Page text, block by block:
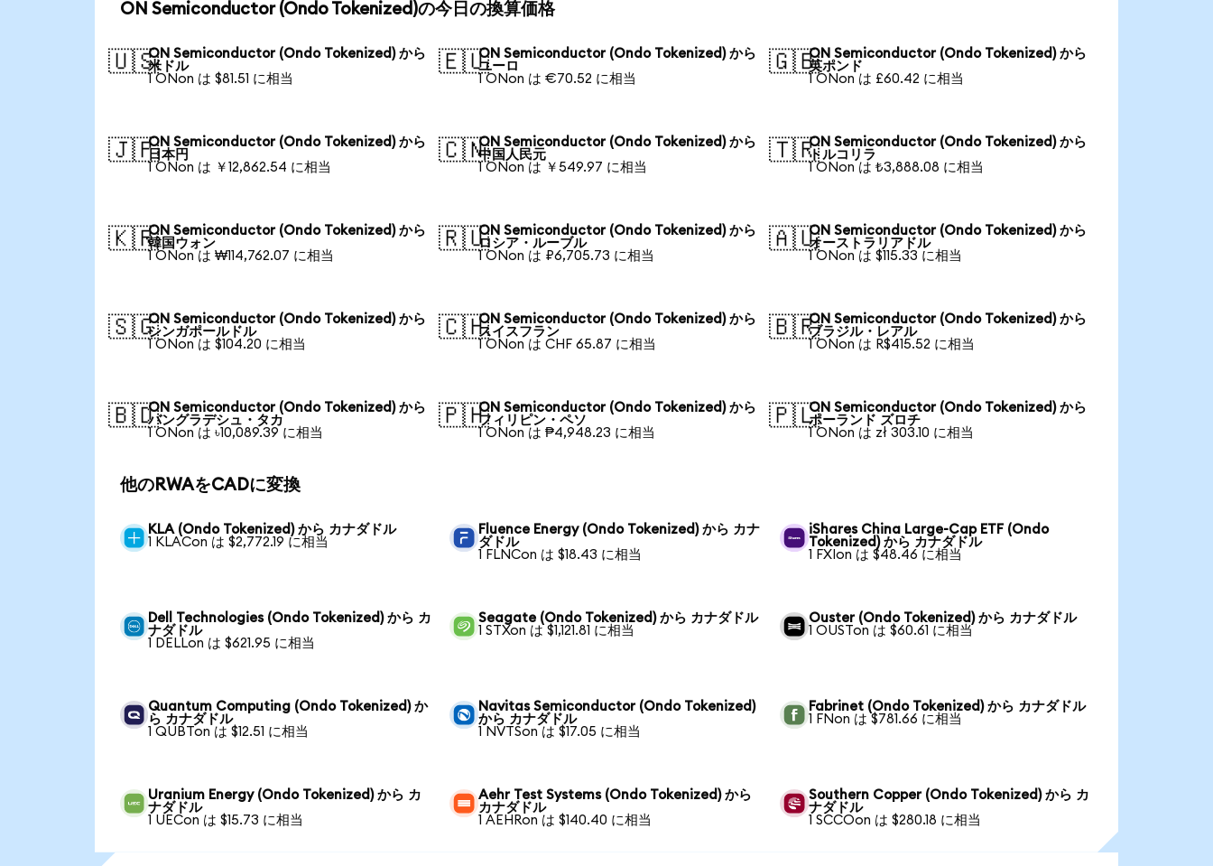
ON Semiconductor (Ondo Tokenized)の今日の換算価格
🇺🇸ON Semiconductor (Ondo Tokenized) から
米ドル
1 ONon は $81.51 に相当
🇪🇺ON Semiconductor (Ondo Tokenized) から
ユーロ
1 ONon は €70.52 に相当
🇬🇧ON Semiconductor (Ondo Tokenized) から
英ポンド
1 ONon は £60.42 に相当
🇯🇵ON Semiconductor (Ondo Tokenized) から
日本円
1 ONon は ￥12,862.54 に相当
🇨🇳ON Semiconductor (Ondo Tokenized) から
中国人民元
1 ONon は ￥549.97 に相当
🇹🇷ON Semiconductor (Ondo Tokenized) から
トルコリラ
1 ONon は ₺3,888.08 に相当
🇰🇷ON Semiconductor (Ondo Tokenized) から
韓国ウォン
1 ONon は ₩114,762.07 に相当
🇷🇺ON Semiconductor (Ondo Tokenized) から
ロシア・ルーブル
1 ONon は ₽6,705.73 に相当
🇦🇺ON Semiconductor (Ondo Tokenized) から
オーストラリアドル
1 ONon は $115.33 に相当
🇸🇬ON Semiconductor (Ondo Tokenized) から
シンガポールドル
1 ONon は $104.20 に相当
🇨🇭ON Semiconductor (Ondo Tokenized) から
スイスフラン
1 ONon は CHF 65.87 に相当
🇧🇷ON Semiconductor (Ondo Tokenized) から
ブラジル・レアル
1 ONon は R$415.52 に相当
🇧🇩ON Semiconductor (Ondo Tokenized) から
バングラデシュ・タカ
1 ONon は ৳10,089.39 に相当
🇵🇭ON Semiconductor (Ondo Tokenized) から
フィリピン・ペソ
1 ONon は ₱4,948.23 に相当
🇵🇱ON Semiconductor (Ondo Tokenized) から
ポーランド ズロチ
1 ONon は zł 303.10 に相当
他のRWAをCADに変換
KLA (Ondo Tokenized) から カナダドル
1 KLACon は $2,772.19 に相当
Fluence Energy (Ondo Tokenized) から カナ
ダドル
1 FLNCon は $18.43 に相当
iShares China Large-Cap ETF (Ondo
Tokenized) から カナダドル
1 FXIon は $48.46 に相当
Dell Technologies (Ondo Tokenized) から カ
ナダドル
1 DELLon は $621.95 に相当
Seagate (Ondo Tokenized) から カナダドル
1 STXon は $1,121.81 に相当
Ouster (Ondo Tokenized) から カナダドル
1 OUSTon は $60.61 に相当
Quantum Computing (Ondo Tokenized) か
ら カナダドル
1 QUBTon は $12.51 に相当
Navitas Semiconductor (Ondo Tokenized)
から カナダドル
1 NVTSon は $17.05 に相当
Fabrinet (Ondo Tokenized) から カナダドル
1 FNon は $781.66 に相当
Uranium Energy (Ondo Tokenized) から カ
ナダドル
1 UECon は $15.73 に相当
Aehr Test Systems (Ondo Tokenized) から
カナダドル
1 AEHRon は $140.40 に相当
Southern Copper (Ondo Tokenized) から カ
ナダドル
1 SCCOon は $280.18 に相当